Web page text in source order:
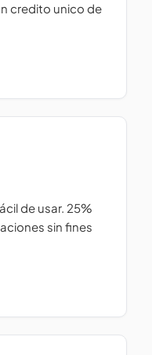
credito unico de
de usar. 25%
sin fines